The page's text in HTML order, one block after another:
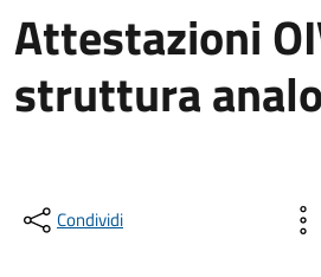
Attestazioni
struttura
Condividi